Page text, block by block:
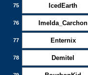
75 IcedEarth
76 Imelda_Carchon
77 Enternix
78 Demitel